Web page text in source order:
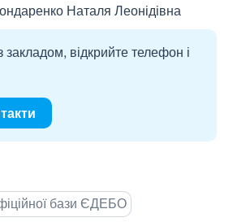
Наталя Леонідівна
закладом, відкрийте телефон і
бази ЄДЕБО